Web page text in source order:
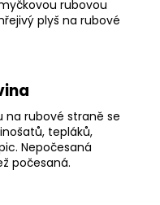
rubovou
plyš na rubové
na rubové straně se
tepláků,
Nepočesaná
počesaná.